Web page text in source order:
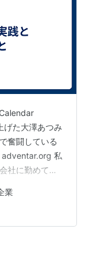
げた大澤あつみ
奮闘している
adventar.org 私
社に勤めてい
ような課題に
敗」から得た
活動の経緯 大
業